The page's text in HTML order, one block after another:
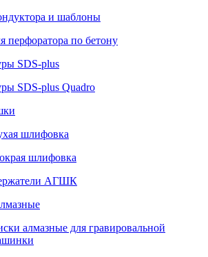
и шаблоны
перфоратора по бетону
SDS-plus
SDS-plus Quadro
шлифовка
шлифовка
АГШК
алмазные для гравировальной